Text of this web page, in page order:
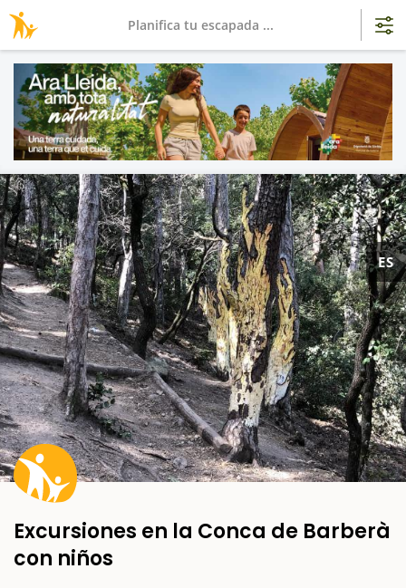
ES
Excursiones en la Conca de Barberà
con niños
Planifica tu escapada ...